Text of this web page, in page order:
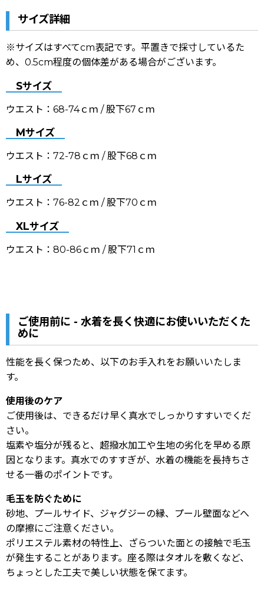
サイズ詳細
※サイズはすべてcm表記です。平置きで採寸しているた
め、0.5cm程度の個体差がある場合がございます。
Sサイズ
ウエスト：68-74ｃｍ / 股下67ｃｍ
Mサイズ
ウエスト：72-78ｃｍ / 股下68ｃｍ
Lサイズ
ウエスト：76-82ｃｍ / 股下70ｃｍ
XLサイズ
ウエスト：80-86ｃｍ / 股下71ｃｍ
ご使用前に - 水着を長く快適にお使いいただくた
めに
性能を長く保つため、以下のお手入れをお願いいたしま
す。
使用後のケア
ご使用後は、できるだけ早く真水でしっかりすすいでくだ
さい。
塩素や塩分が残ると、超撥水加工や生地の劣化を早める原
因となります。真水でのすすぎが、水着の機能を長持ちさ
せる一番のポイントです。
毛玉を防ぐために
砂地、プールサイド、ジャグジーの縁、プール壁面などへ
の摩擦にご注意ください。
ポリエステル素材の特性上、ざらついた面との接触で毛玉
が発生することがあります。座る際はタオルを敷くなど、
ちょっとした工夫で美しい状態を保てます。